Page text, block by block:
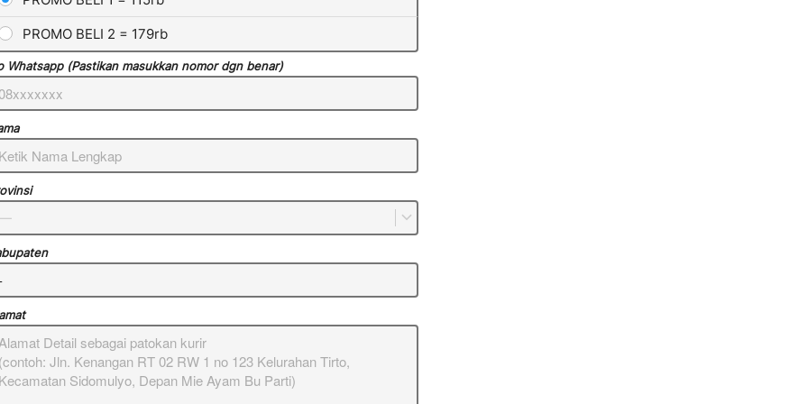
PROMO BELI 2 = 179rb
Whatsapp (Pastikan masukkan nomor dgn benar)